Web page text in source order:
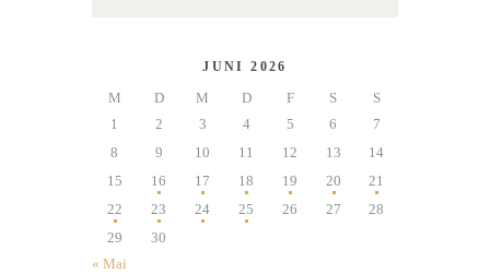
JUNI 2026
M D M D F S
S
1
2 3 4 5 6
7
8
9 10 11 12 13
14
15
16 17 18 19 20
21
22
23 24 25 26 27
28
29
30
« Mai